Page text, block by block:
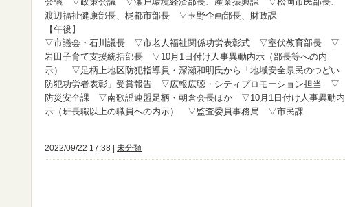
渡辺福祉健康部長、梶都市部長 ▽玉野企画部長、財政課
【午後】
▽市議会・石川議長 ▽市老人福祉関係功労表彰式 ▽室伏教育部長 ▽
岩田子育て支援統括部長 ▽10月1日付け人事異動内示（部長等への内
示） ▽足柄上地区防犯指導員・深瀬和明氏から「地域安全県民のつどい
防犯功労者表彰」受賞報告 ▽広報広聴・シティプロモーション担当 ▽
防災安全課 ▽南歌謡連盟足柄・朝倉会長ほか ▽10月1日付け人事異動内
示（班長職以上の職員への内示） ▽監査委員事務局 ▽市民課
2022/09/22 17:38 | 未分類